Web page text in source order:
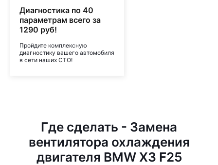
Диагностика по 40
параметрам всего за
1290 руб!
Пройдите комплексную
диагностику вашего автомобиля
в сети наших СТО!
Где сделать - Замена
вентилятора охлаждения
двигателя BMW X3 F25